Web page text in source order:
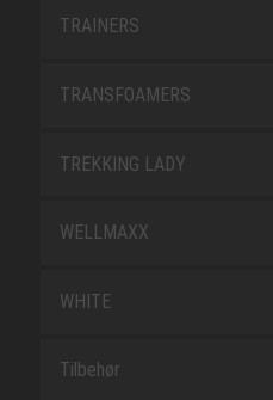
TRAINERS
TRANSFOAMERS
TREKKING LADY
WELLMAXX
WHITE
Tilbehør